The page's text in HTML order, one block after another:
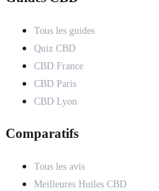
Tous les guides
Quiz CBD
CBD France
CBD Paris
CBD Lyon
Comparatifs
Tous les avis
Meilleures Huiles CBD